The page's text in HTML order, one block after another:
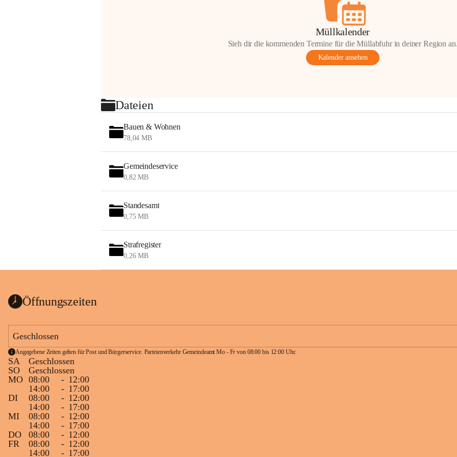
Müllkalender
Sieh dir die kommenden Termine für die Müllabfuhr in deiner Region
Kalender ansehen
Dateien
Bauen & Wohnen
78,04 MB
Gemeindeservice
0,82 MB
Standesamt
0,75 MB
Strafregister
0,26 MB
Öffnungszeiten
Geschlossen
Angegebene Zeiten gelten für Post und Bürgerservice. Parteienverkehr Gemeindeamt Mo - Fr von 08:00 bis 12:00 Uhr.
SA
Geschlossen
SO
Geschlossen
MO 08:00 - 12:00
14:00
- 17:00
DI
08:00 - 12:00
14:00
- 17:00
MI
08:00 - 12:00
14:00
- 17:00
DO
08:00 - 12:00
FR
08:00 - 12:00
14:00
- 17:00